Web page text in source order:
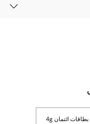
بطاقات ائتمان 4g